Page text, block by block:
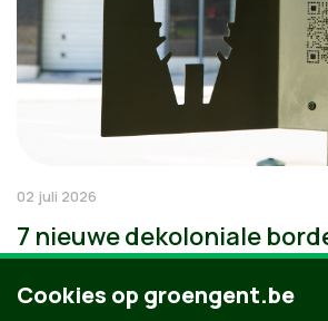
02 juli 2026
7 nieuwe dekoloniale
Cookies op groengent.be